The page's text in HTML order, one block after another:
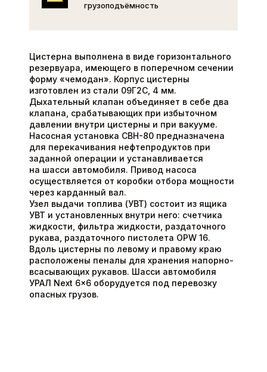
грузоподъёмность
Цистерна выполнена в виде горизонтального
резервуара, имеющего в поперечном сечении
форму «чемодан». Корпус цистерны
изготовлен из стали 09Г2С, 4 мм.
Дыхательный клапан объединяет в себе два
клапана, срабатывающих при избыточном
давлении внутри цистерны и при вакууме.
Насосная установка СВН-80 предназначена
для перекачивания нефтепродуктов при
заданной операции и устанавливается
на шасси автомобиля. Привод насоса
осуществляется от коробки отбора мощности
через карданный вал.
Узел выдачи топлива (УВТ) состоит из ящика
УВТ и установленных внутри него: счетчика
жидкости, фильтра жидкости, раздаточного
рукава, раздаточного пистолета OPW 16.
Вдоль цистерны по левому и правому краю
расположены пеналы для хранения напорно-
всасывающих рукавов. Шасси автомобиля
УРАЛ Next 6×6 оборудуется под перевозку
опасных грузов.